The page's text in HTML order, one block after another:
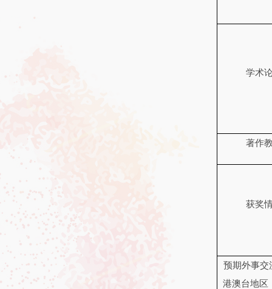
学术
著作
获奖
预期外事交
港澳台地区